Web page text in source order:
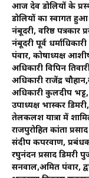
आज देव डोलियों के
डोलियों का स्वागत
नंबूदरी, वरिष्ठ
नंबूदरी पूर्व
पंवार, कोषाध्यक्ष
अधिकारी विपिन
अधिकारी राजेंद्र
अधिकारी कुलदीप भट्ट,
उपाध्यक्ष भास्कर
तेलकलश यात्रा में
राजपुरोहित कांता
संदीप कपरवाण, प्रबंधक
रघुनंदन प्रसाद डिमरी
सनवाल,अमित पंवार,